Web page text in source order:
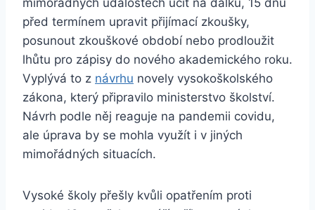
mimořádných událostech učit na dálku, 15 dnů
před termínem upravit přijímací zkoušky,
posunout zkouškové období nebo prodloužit
lhůtu pro zápisy do nového akademického roku.
Vyplývá to z návrhu novely vysokoškolského
zákona, který připravilo ministerstvo školství.
Návrh podle něj reaguje na pandemii covidu,
ale úprava by se mohla využít i v jiných
mimořádných situacích.
Vysoké školy přešly kvůli opatřením proti